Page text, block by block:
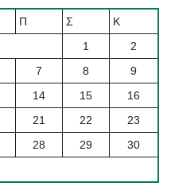
Π Σ
Κ
1
2
7 8
9
14 15
16
21 22
23
28 29
30